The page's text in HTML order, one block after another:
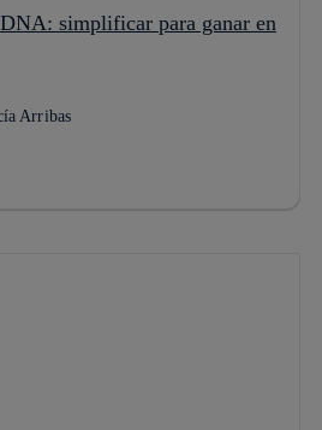
simplificar para ganar en
Arribas